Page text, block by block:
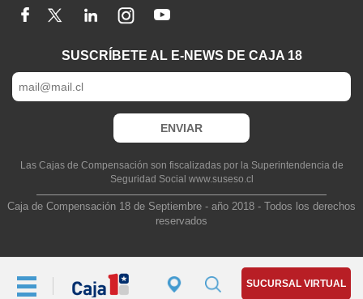
SUCURSAL VIRTUAL
SUSCRÍBETE AL E-NEWS DE CAJA 18
Las Cajas de Compensación son fiscalizadas por la Superintendencia de
Seguridad Social www.suseso.cl
Caja de Compensación 18 de Septiembre - año 2018 - Todos los derechos
reservados